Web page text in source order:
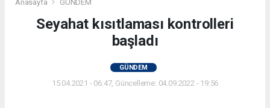
Anasayfa GÜNDEM
Seyahat kısıtlaması kontrolleri
başladı
GÜNDEM
15.04.2021 - 06:47, Güncelleme: 04.09.2022 - 19:56